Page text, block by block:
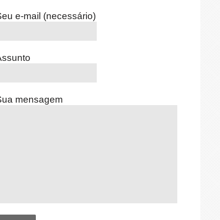
e-mail (necessário)
mensagem